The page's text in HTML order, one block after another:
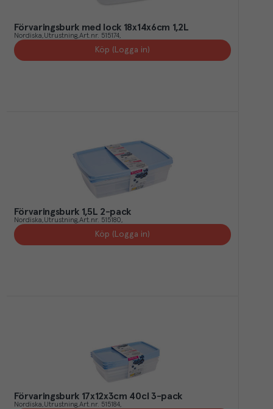
Förvaringsburk med lock 18x14x6cm 1,2L
Nordiska Utrustning Art.nr. 515174
Köp (Logga in)
Förvaringsburk 1,5L 2-pack
Nordiska Utrustning Art.nr. 515180
Köp (Logga in)
Förvaringsburk 17x12x3cm 40cl 3-pack
Nordiska Utrustning Art.nr. 515184